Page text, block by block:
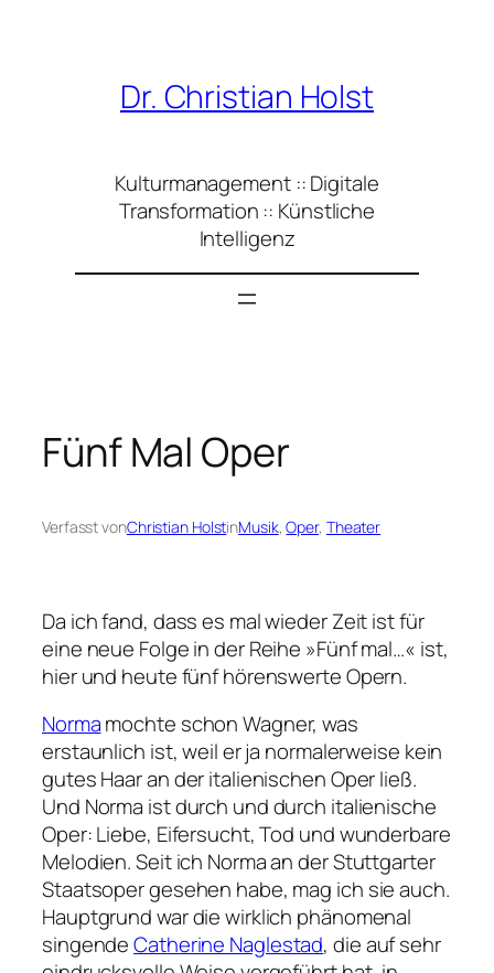
Dr. Christian Holst
Kulturmanagement :: Digitale
Transformation :: Künstliche
Intelligenz
Fünf Mal Oper
Verfasst vonChristian HolstinMusik, Oper, Theater
Da ich fand, dass es mal wieder Zeit ist für
eine neue Folge in der Reihe »Fünf mal…« ist,
hier und heute fünf hörenswerte Opern.
Normamochte schon Wagner, was
erstaunlich ist, weil er ja normalerweise kein
gutes Haar an der italienischen Oper ließ.
Und Norma ist durch und durch italienische
Oper: Liebe, Eifersucht, Tod und wunderbare
Melodien. Seit ich Norma an der Stuttgarter
Staatsoper gesehen habe, mag ich sie auch.
Hauptgrund war die wirklich phänomenal
singendeCatherine Naglestad, die auf sehr